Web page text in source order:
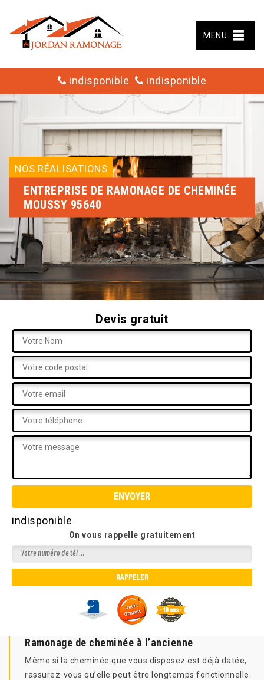
MENU
indisponible indisponible
NOS RÉALISATIONS
ENTREPRISE DE RAMONAGE DE CHEMINÉE
MOUSSY 95640
Devis gratuit
indisponible
On vous rappelle gratuitement
Ramonage de cheminée à l’ancienne
Même si la cheminée que vous disposez est déjà datée,
rassurez-vous qu’elle peut être longtemps fonctionnelle.